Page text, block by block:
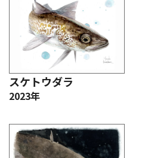
スケトウダラ
2023年